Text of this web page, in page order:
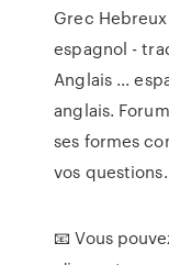
Grec
espagnol -
Anglais ...
anglais.
ses formes
vos
📧 Vous